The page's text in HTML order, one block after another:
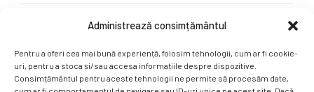
Administrează consimțământul
Pentru a oferi cea mai bună experiență, folosim tehnologii, cum ar fi cookie-
uri, pentru a stoca și/sau accesa informațiile despre dispozitive.
Consimțământul pentru aceste tehnologii ne permite să procesăm date,
Ne puteți găsi și pe rețelele sociale.